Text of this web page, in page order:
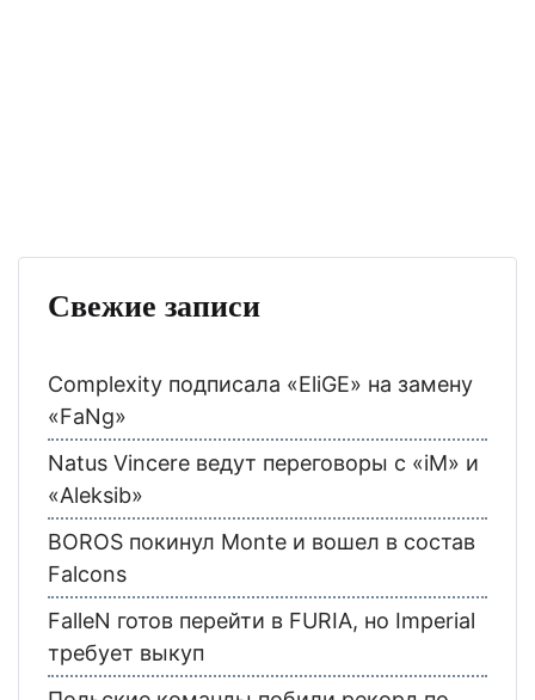
Свежие записи
Complexity подписала «EliGE» на замену
«FaNg»
Natus Vincere ведут переговоры с «iM» и
«Aleksib»
BOROS покинул Monte и вошел в состав
Falcons
FalleN готов перейти в FURIA, но Imperial
требует выкуп